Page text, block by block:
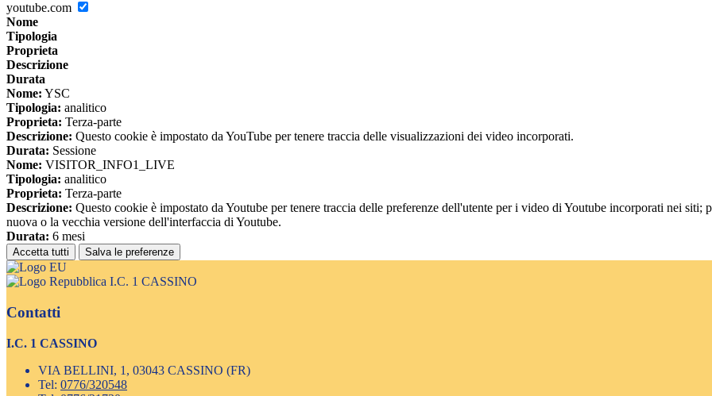
youtube.com
Nome
Tipologia
Proprieta
Descrizione
Durata
Nome: YSC
Tipologia: analitico
Proprieta: Terza-parte
Descrizione: Questo cookie è impostato da YouTube per tenere traccia delle visualizzazioni dei video incorporati.
Durata: Sessione
Nome: VISITOR_INFO1_LIVE
Tipologia: analitico
Proprieta: Terza-parte
Descrizione: Questo cookie è impostato da Youtube per tenere traccia delle preferenze dell'utente per i video di Youtube incorporati nei
nuova o la vecchia versione dell'interfaccia di Youtube.
Durata: 6 mesi
Accetta tutti Salva le preferenze
I.C. 1 CASSINO
Contatti
I.C. 1 CASSINO
VIA BELLINI, 1, 03043 CASSINO (FR)
Tel: 0776/320548